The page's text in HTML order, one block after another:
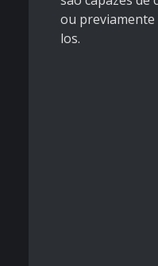
ou previamente
los.